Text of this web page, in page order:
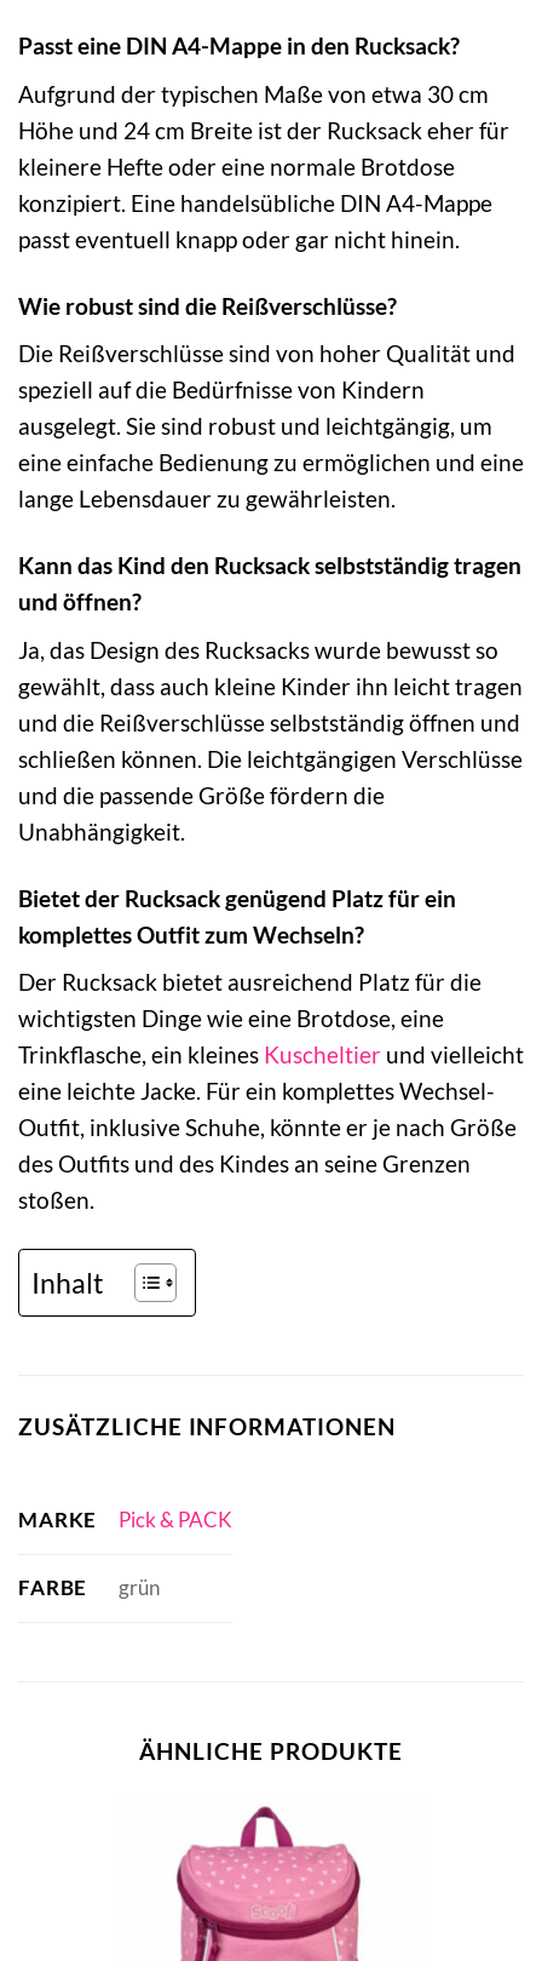
Passt eine DIN A4-Mappe in den Rucksack?
Aufgrund der typischen Maße von etwa 30 cm
Höhe und 24 cm Breite ist der Rucksack eher für
kleinere Hefte oder eine normale Brotdose
konzipiert. Eine handelsübliche DIN A4-Mappe
passt eventuell knapp oder gar nicht hinein.
Wie robust sind die Reißverschlüsse?
Die Reißverschlüsse sind von hoher Qualität und
speziell auf die Bedürfnisse von Kindern
ausgelegt. Sie sind robust und leichtgängig, um
eine einfache Bedienung zu ermöglichen und eine
lange Lebensdauer zu gewährleisten.
Kann das Kind den Rucksack selbstständig tragen
und öffnen?
Ja, das Design des Rucksacks wurde bewusst so
gewählt, dass auch kleine Kinder ihn leicht tragen
und die Reißverschlüsse selbstständig öffnen und
schließen können. Die leichtgängigen Verschlüsse
und die passende Größe fördern die
Unabhängigkeit.
Bietet der Rucksack genügend Platz für ein
komplettes Outfit zum Wechseln?
Der Rucksack bietet ausreichend Platz für die
wichtigsten Dinge wie eine Brotdose, eine
Trinkflasche, ein kleines Kuscheltier und vielleicht
eine leichte Jacke. Für ein komplettes Wechsel-
Outfit, inklusive Schuhe, könnte er je nach Größe
des Outfits und des Kindes an seine Grenzen
stoßen.
Inhalt
ZUSÄTZLICHE INFORMATIONEN
MARKE Pick & PACK
FARBE grün
ÄHNLICHE PRODUKTE